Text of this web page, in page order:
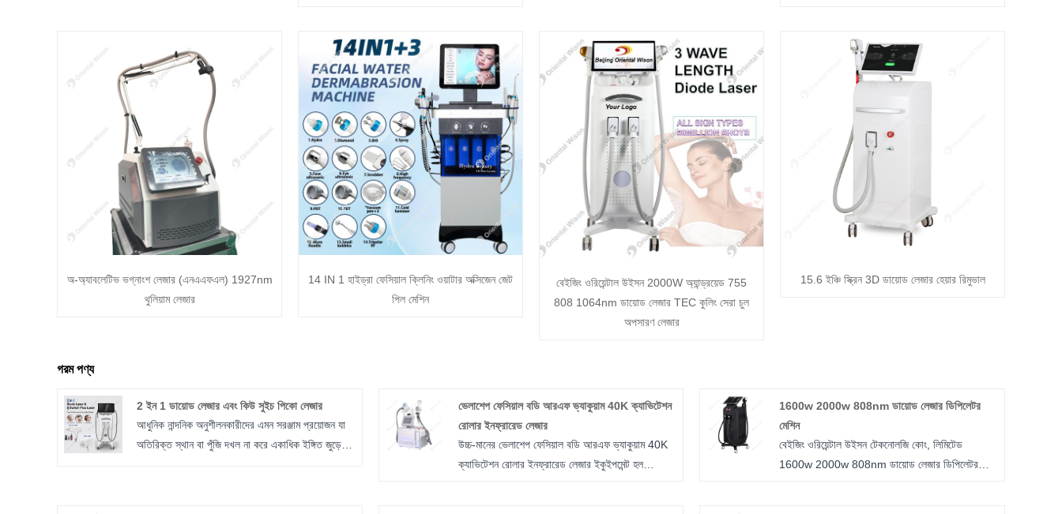
অ-অ্যাবলেটিভ ভগ্নাংশ লেজার (এনএএফএল) 1927nm
থুলিয়াম লেজার
14 IN 1 হাইড্রা ফেসিয়াল ক্লিনিং ওয়াটার অক্সিজেন জেট
পিল মেশিন
বেইজিং ওরিয়েন্টাল উইসন 2000W অ্যান্ড্রয়েড 755
808 1064nm ডায়োড লেজার TEC কুলিং সেরা চুল
অপসারণ লেজার
15.6 ইঞ্চি স্ক্রিন 3D ডায়োড লেজার হেয়ার রিমুভাল
গরম পণ্য
2 ইন 1 ডায়োড লেজার এবং কিউ সুইচ পিকো লেজার
আধুনিক নান্দনিক অনুশীলনকারীদের এমন সরঞ্জাম প্রয়োজন যা
অতিরিক্ত স্থান বা পুঁজি দখল না করে একাধিক ইঙ্গিত জুড়ে
ভেলাশেপ ফেসিয়াল বডি আরএফ ভ্যাকুয়াম 40K ক্যাভিটেশন
রোলার ইনফ্রারেড লেজার
উচ্চ-মানের ভেলাশেপ ফেসিয়াল বডি আরএফ ভ্যাকুয়াম 40K
ক্যাভিটেশন রোলার ইনফ্রারেড লেজার ইকুইপমেন্ট হল
1600w 2000w 808nm ডায়োড লেজার ডিপিলেটর
মেশিন
বেইজিং ওরিয়েন্টাল উইসন টেকনোলজি কোং, লিমিটেড
1600w 2000w 808nm ডায়োড লেজার ডিপিলেটর